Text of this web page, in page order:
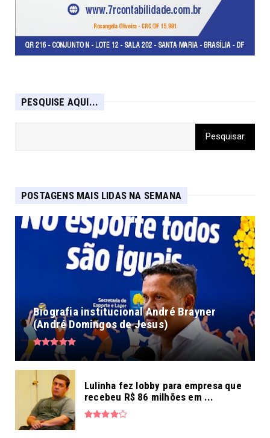
PESQUISE AQUI...
POSTAGENS MAIS LIDAS NA SEMANA
Biografia institucional André Brayner
(André Domingos de Jesus)
Lulinha fez lobby para empresa que
recebeu R$ 86 milhões em ...